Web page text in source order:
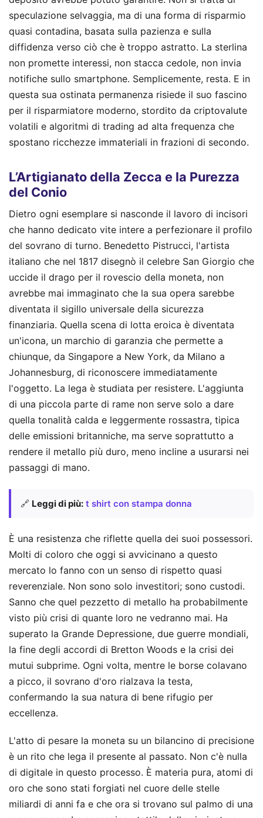
speculazione selvaggia, ma di una forma di risparmio
quasi contadina, basata sulla pazienza e sulla
diffidenza verso ciò che è troppo astratto. La sterlina
non promette interessi, non stacca cedole, non invia
notifiche sullo smartphone. Semplicemente, resta. E in
questa sua ostinata permanenza risiede il suo fascino
per il risparmiatore moderno, stordito da criptovalute
volatili e algoritmi di trading ad alta frequenza che
spostano ricchezze immateriali in frazioni di secondo.
L’Artigianato della Zecca e la Purezza
del Conio
Dietro ogni esemplare si nasconde il lavoro di incisori
che hanno dedicato vite intere a perfezionare il profilo
del sovrano di turno. Benedetto Pistrucci, l'artista
italiano che nel 1817 disegnò il celebre San Giorgio che
uccide il drago per il rovescio della moneta, non
avrebbe mai immaginato che la sua opera sarebbe
diventata il sigillo universale della sicurezza
finanziaria. Quella scena di lotta eroica è diventata
un'icona, un marchio di garanzia che permette a
chiunque, da Singapore a New York, da Milano a
Johannesburg, di riconoscere immediatamente
l'oggetto. La lega è studiata per resistere. L'aggiunta
di una piccola parte di rame non serve solo a dare
quella tonalità calda e leggermente rossastra, tipica
delle emissioni britanniche, ma serve soprattutto a
rendere il metallo più duro, meno incline a usurarsi nei
passaggi di mano.
🔗 Leggi di più: t shirt con stampa donna
È una resistenza che riflette quella dei suoi possessori.
Molti di coloro che oggi si avvicinano a questo
mercato lo fanno con un senso di rispetto quasi
reverenziale. Non sono solo investitori; sono custodi.
Sanno che quel pezzetto di metallo ha probabilmente
visto più crisi di quante loro ne vedranno mai. Ha
superato la Grande Depressione, due guerre mondiali,
la fine degli accordi di Bretton Woods e la crisi dei
mutui subprime. Ogni volta, mentre le borse colavano
a picco, il sovrano d'oro rialzava la testa,
confermando la sua natura di bene rifugio per
eccellenza.
L'atto di pesare la moneta su un bilancino di precisione
è un rito che lega il presente al passato. Non c'è nulla
di digitale in questo processo. È materia pura, atomi di
oro che sono stati forgiati nel cuore delle stelle
miliardi di anni fa e che ora si trovano sul palmo di una